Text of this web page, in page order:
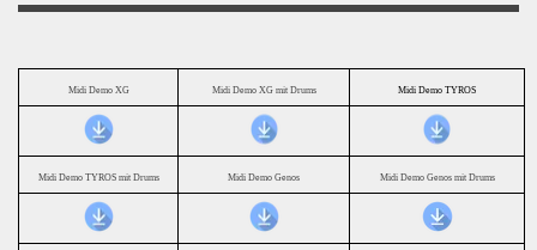
Midi Demo XG Midi Demo XG mit Drums Midi Demo TYROS
Midi Demo TYROS mit Drums Midi Demo Genos Midi Demo Genos mit Drums